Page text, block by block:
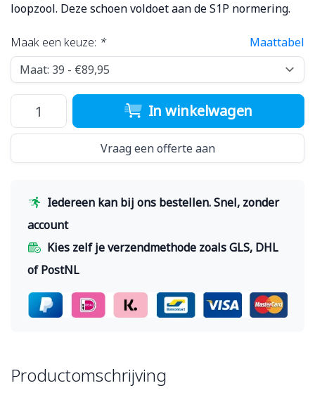
loopzool. Deze schoen voldoet aan de S1P normering.
Maattabel
Maak een keuze: *
In winkelwagen
Vraag een offerte aan
Iedereen kan bij ons bestellen. Snel, zonder
account
Kies zelf je verzendmethode zoals GLS, DHL
of PostNL
Productomschrijving